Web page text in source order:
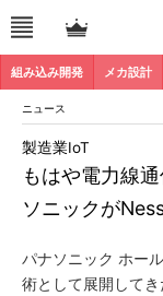
組み込み開発 メカ設計
ニュース
もはや電力線
ソニックが
製造業IoT
パナソニック ホー
術として展開して